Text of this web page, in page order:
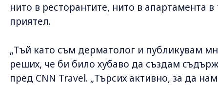
нито в ресторантите, нито в апартамента
приятел.
„Тъй като съм дерматолог и публикувам
реших, че би било хубаво да създам
пред CNN Travel. „Търсих активно, за да